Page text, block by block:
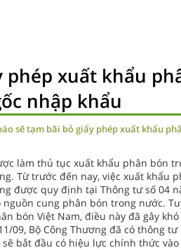
phép xuất khẩu
nhập khẩu
sẽ tạm bãi bỏ giấy phép xuất khẩu
làm thủ tục xuất khẩu phân bón
Từ trước đến nay, việc xuất khẩu
được quy định tại Thông tư số 04
cung phân bón trong nước.
bón Việt Nam, điều này đã gây
09, Bộ Công Thương đã có thông
bắt đầu có hiệu lực chính thức